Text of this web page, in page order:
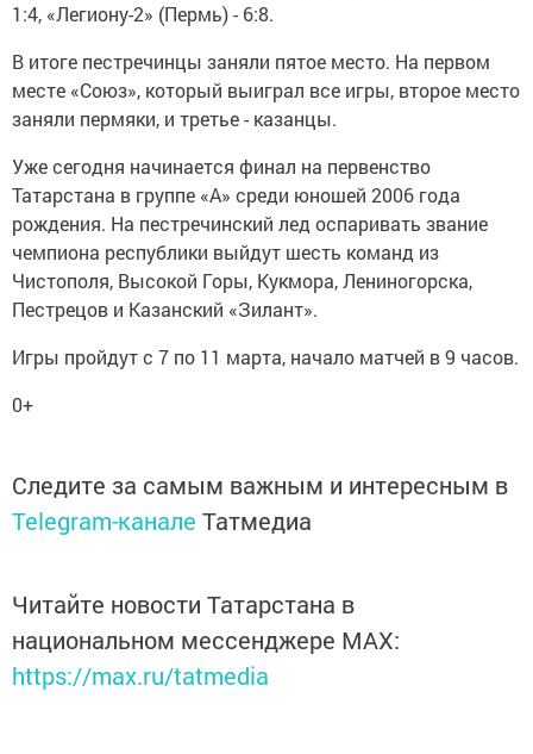
1:4, «Легиону-2» (Пермь) - 6:8.
В итоге пестречинцы заняли пятое место. На первом
месте «Союз», который выиграл все игры, второе место
заняли пермяки, и третье - казанцы.
Уже сегодня начинается финал на первенство
Татарстана в группе «А» среди юношей 2006 года
рождения. На пестречинский лед оспаривать звание
чемпиона республики выйдут шесть команд из
Чистополя, Высокой Горы, Кукмора, Лениногорска,
Пестрецов и Казанский «Зилант».
Игры пройдут с 7 по 11 марта, начало матчей в 9 часов.
0+
Следите за самым важным и интересным в
Telegram-канале Татмедиа
Читайте новости Татарстана в
национальном мессенджере MАХ:
https://max.ru/tatmedia